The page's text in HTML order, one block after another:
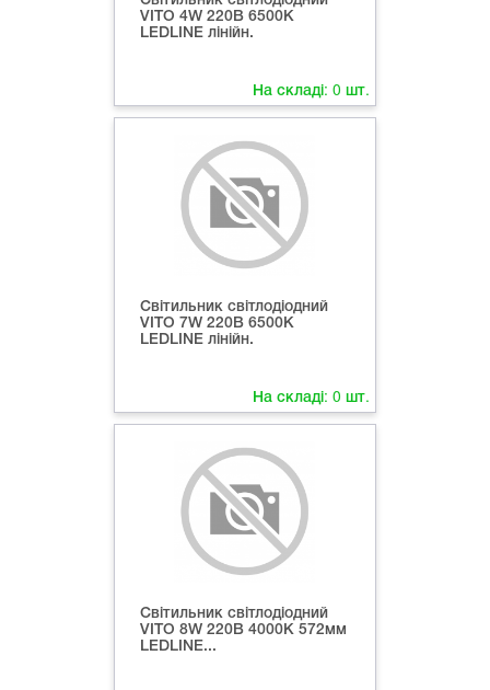
VITO 4W 220В 6500K
LEDLINE лінійн.
На складі: 0 шт.
Світильник світлодіодний
VITO 7W 220В 6500K
LEDLINE лінійн.
На складі: 0 шт.
Світильник світлодіодний
VITO 8W 220В 4000K 572мм
LEDLINE...